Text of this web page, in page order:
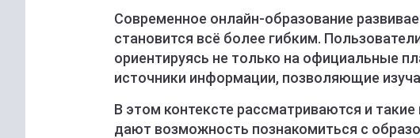
Современное онлайн-образование
становится всё более гибким.
ориентируясь не только на официальные
источники информации, позволяющие
В этом контексте рассматриваются и такие
дают возможность познакомиться с